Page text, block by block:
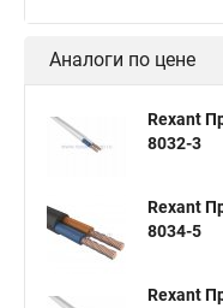
Аналоги по цене
Rexant
8032-3
Rexant
8034-5
Rexant